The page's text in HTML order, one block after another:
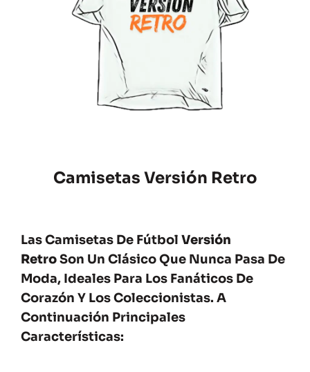
Camisetas Versión Retro
Las Camisetas De Fútbol Versión
RetroSon Un Clásico Que Nunca Pasa De
Moda, Ideales Para Los Fanáticos De
Corazón Y Los Coleccionistas. A
Continuación Principales
Características: